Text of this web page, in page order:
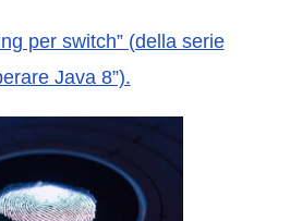
per switch” (della serie
Java 8”).